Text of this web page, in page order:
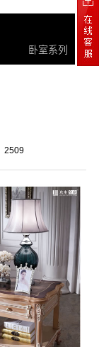
卧室系列
2509